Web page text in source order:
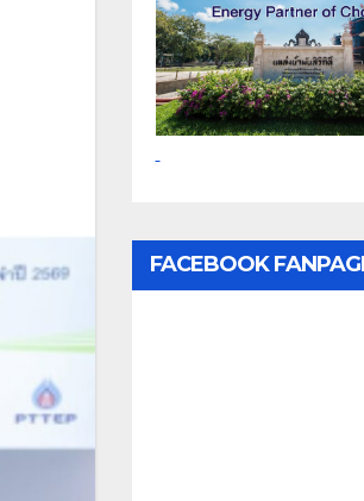
FACEBOOK